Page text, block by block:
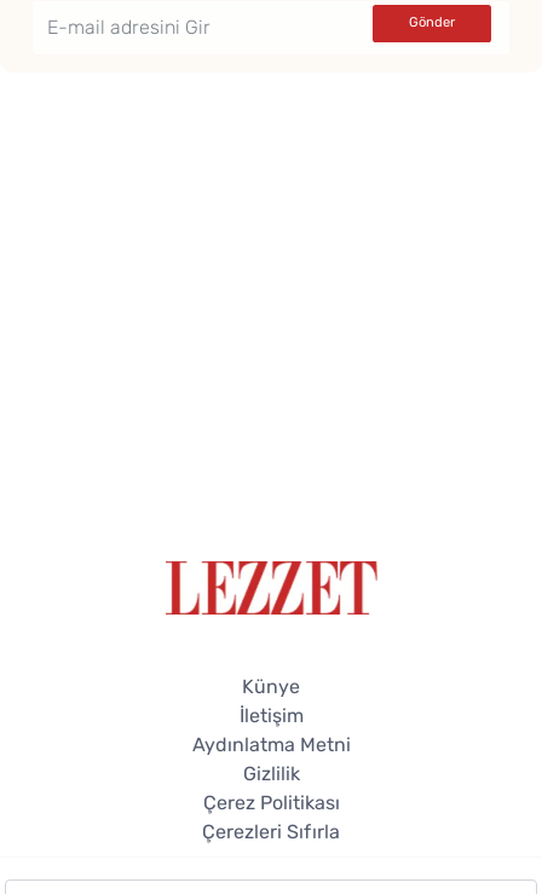
Künye
İletişim
Aydınlatma Metni
Gizlilik
Çerez Politikası
Çerezleri Sıfırla